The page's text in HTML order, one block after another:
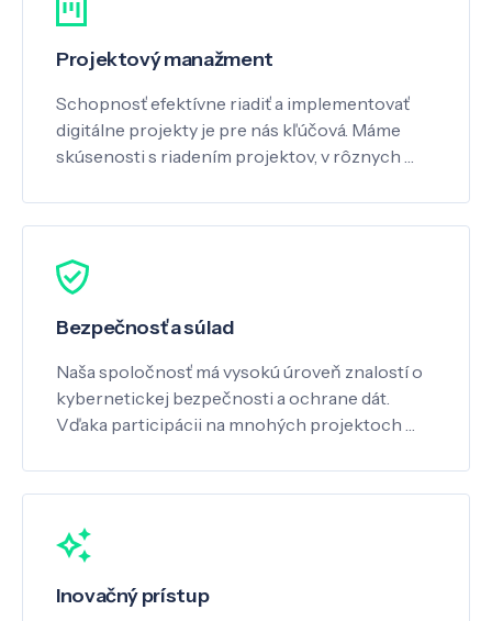
Projektový manažment
Schopnosť efektívne riadiť a implementovať
digitálne projekty je pre nás kľúčová. Máme
skúsenosti s riadením projektov, v rôznych …
Bezpečnosť a súlad
Naša spoločnosť má vysokú úroveň znalostí o
kybernetickej bezpečnosti a ochrane dát.
Vďaka participácii na mnohých projektoch …
Inovačný prístup